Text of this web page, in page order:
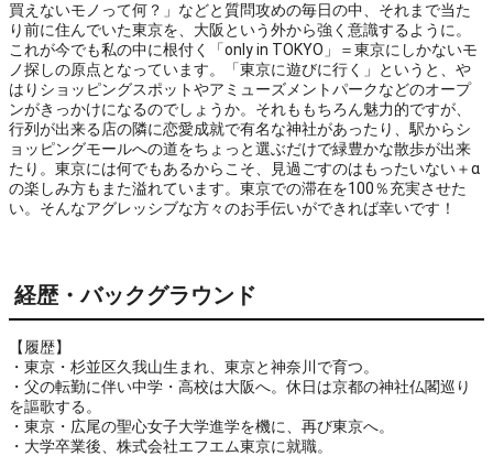
買えないモノって何？」などと質問攻めの毎日の中、それまで当た
り前に住んでいた東京を、大阪という外から強く意識するように。
これが今でも私の中に根付く「only in TOKYO」＝東京にしかないモ
ノ探しの原点となっています。「東京に遊びに行く」というと、や
はりショッピングスポットやアミューズメントパークなどのオープ
ンがきっかけになるのでしょうか。それももちろん魅力的ですが、
行列が出来る店の隣に恋愛成就で有名な神社があったり、駅からシ
ョッピングモールへの道をちょっと選ぶだけで緑豊かな散歩が出来
たり。東京には何でもあるからこそ、見過ごすのはもったいない＋α
の楽しみ方もまた溢れています。東京での滞在を100％充実させた
い。そんなアグレッシブな方々のお手伝いができれば幸いです！
経歴・バックグラウンド
【履歴】
・東京・杉並区久我山生まれ、東京と神奈川で育つ。
・父の転勤に伴い中学・高校は大阪へ。休日は京都の神社仏閣巡り
を謳歌する。
・東京・広尾の聖心女子大学進学を機に、再び東京へ。
・大学卒業後、株式会社エフエム東京に就職。